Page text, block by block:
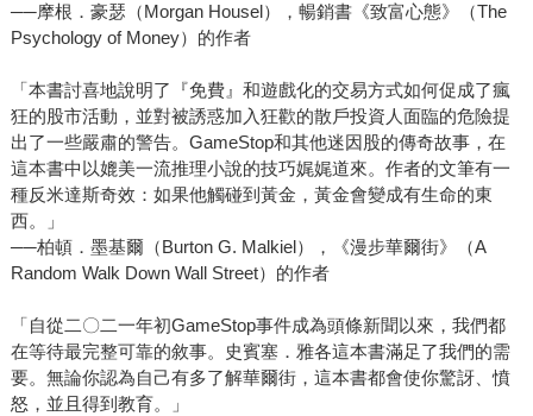
──摩根．豪瑟（Morgan Housel），暢銷書《致富心態》（The
Psychology of Money）的作者
「本書討喜地說明了『免費』和遊戲化的交易方式如何促成了瘋
狂的股市活動，並對被誘惑加入狂歡的散戶投資人面臨的危險提
出了一些嚴肅的警告。GameStop和其他迷因股的傳奇故事，在
這本書中以媲美一流推理小說的技巧娓娓道來。作者的文筆有一
種反米達斯奇效：如果他觸碰到黃金，黃金會變成有生命的東
西。」
──柏頓．墨基爾（Burton G. Malkiel），《漫步華爾街》（A
Random Walk Down Wall Street）的作者
「自從二〇二一年初GameStop事件成為頭條新聞以來，我們都
在等待最完整可靠的敘事。史賓塞．雅各這本書滿足了我們的需
要。無論你認為自己有多了解華爾街，這本書都會使你驚訝、憤
怒，並且得到教育。」